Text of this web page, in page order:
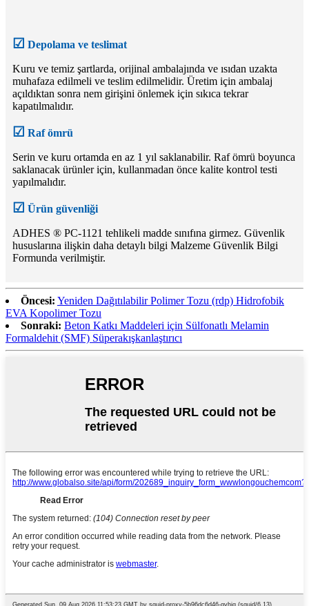
☑ Depolama ve teslimat
Kuru ve temiz şartlarda, orijinal ambalajında ​​ve ısıdan uzakta
muhafaza edilmeli ve teslim edilmelidir. Üretim için ambalaj
açıldıktan sonra nem girişini önlemek için sıkıca tekrar
kapatılmalıdır.
☑ Raf ömrü
Serin ve kuru ortamda en az 1 yıl saklanabilir. Raf ömrü boyunca
saklanacak ürünler için, kullanmadan önce kalite kontrol testi
yapılmalıdır.
☑ Ürün güvenliği
ADHES ® PC-1121 tehlikeli madde sınıfına girmez. Güvenlik
hususlarına ilişkin daha detaylı bilgi Malzeme Güvenlik Bilgi
Formunda verilmiştir.
Öncesi: Yeniden Dağıtılabilir Polimer Tozu (rdp) Hidrofobik
EVA Kopolimer Tozu
Sonraki: Beton Katkı Maddeleri için Sülfonatlı Melamin
Formaldehit (SMF) Süperakışkanlaştırıcı